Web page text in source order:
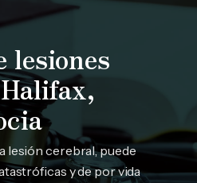
lesiones
lesión cerebral, puede
y de por vida